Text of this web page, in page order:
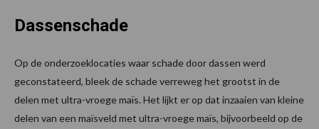
Dassenschade
Op de onderzoeklocaties waar schade door dassen werd
geconstateerd, bleek de schade verreweg het grootst in de
delen met ultra-vroege maïs. Het lijkt er op dat inzaaien van kleine
delen van een maïsveld met ultra-vroege maïs, bijvoorbeeld op de